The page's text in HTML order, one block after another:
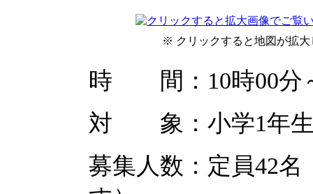
※ クリックすると地図が拡大
時 間：10時00分
対 象：小学1年生
募集人数：定員42